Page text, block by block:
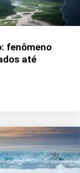
fenômeno
até